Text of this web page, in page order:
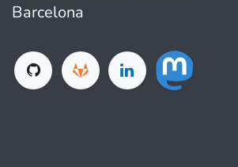
Barcelona